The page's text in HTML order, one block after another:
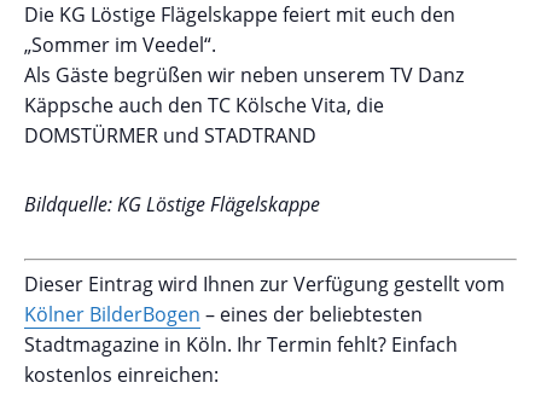
Die KG Löstige Flägelskappe feiert mit euch den
„Sommer im Veedel“.
Als Gäste begrüßen wir neben unserem TV Danz
Käppsche auch den TC Kölsche Vita, die
DOMSTÜRMER und STADTRAND
Bildquelle: KG Löstige Flägelskappe
Dieser Eintrag wird Ihnen zur Verfügung gestellt vom
Kölner BilderBogen – eines der beliebtesten
Stadtmagazine in Köln. Ihr Termin fehlt? Einfach
kostenlos einreichen: